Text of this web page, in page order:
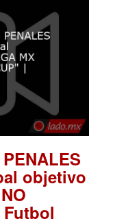
objetivo
Futbol